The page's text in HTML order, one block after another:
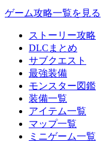
ゲーム攻略一覧を見る
ストーリー攻略
DLCまとめ
サブクエスト
最強装備
モンスター図鑑
装備一覧
アイテム一覧
マップ一覧
ミニゲーム一覧